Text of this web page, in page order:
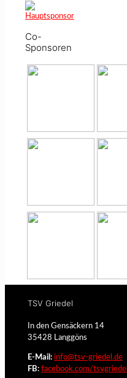
Co-
Sponsoren
TSV Griedel
In den Gensäckern 14
35428 Langgöns
E-Mail: info@tsv-griedel.de
FB: facebook.com/tsvgriedel